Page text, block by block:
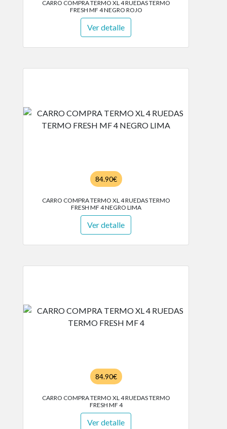
CARRO COMPRA TERMO XL 4 RUEDAS TERMO
FRESH MF 4 NEGRO ROJO
Ver detalle
84.90€
CARRO COMPRA TERMO XL 4 RUEDAS TERMO
FRESH MF 4 NEGRO LIMA
Ver detalle
84.90€
CARRO COMPRA TERMO XL 4 RUEDAS TERMO
FRESH MF 4
Ver detalle